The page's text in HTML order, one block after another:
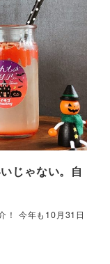
じゃない。自
！ 今年も10月31日